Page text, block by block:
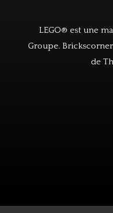
LEGO® est une
Groupe.
de